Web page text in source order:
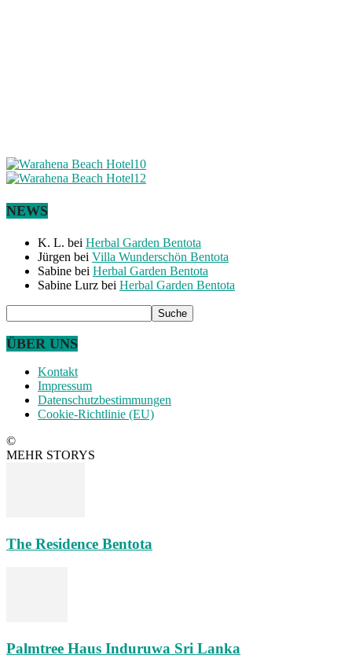
NEWS
K. L. bei Herbal Garden Bentota
Jürgen bei Villa Wunderschön Bentota
Sabine bei Herbal Garden Bentota
Sabine Lurz bei Herbal Garden Bentota
ÜBER UNS
Kontakt
Impressum
Datenschutzbestimmungen
Cookie-Richtlinie (EU)
©
MEHR STORYS
The Residence Bentota
Palmtree Haus Induruwa Sri Lanka